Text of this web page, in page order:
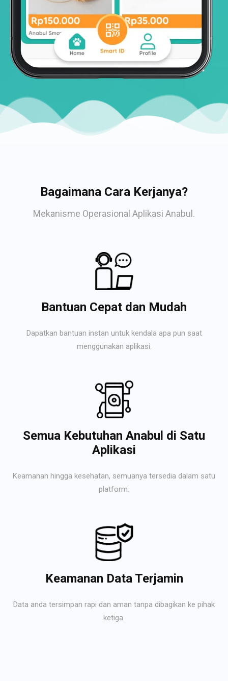
Bagaimana Cara Kerjanya?
Mekanisme Operasional Aplikasi Anabul.
Bantuan Cepat dan Mudah
Dapatkan bantuan instan untuk kendala apa pun saat
menggunakan aplikasi.
Semua Kebutuhan Anabul di Satu
Aplikasi
Keamanan hingga kesehatan, semuanya tersedia dalam satu
platform.
Keamanan Data Terjamin
Data anda tersimpan rapi dan aman tanpa dibagikan ke pihak
ketiga.